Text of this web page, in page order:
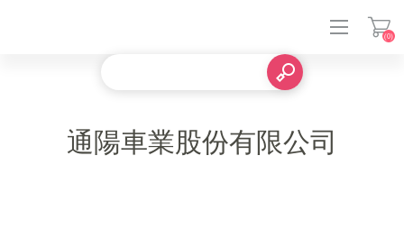
(0)
通陽車業股份有限公司